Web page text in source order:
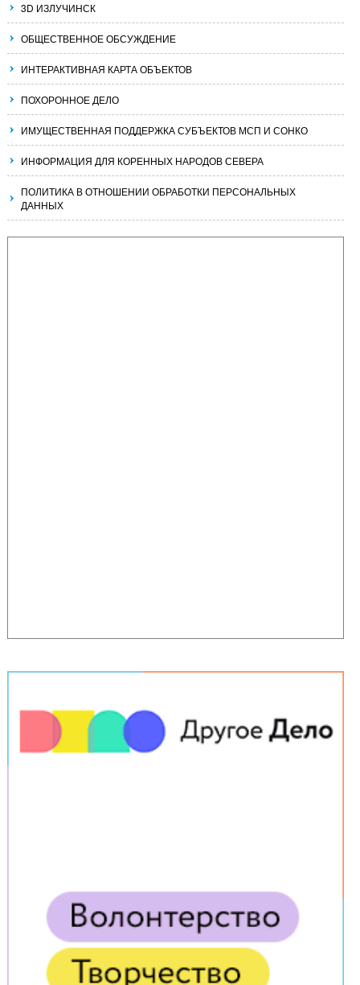
3D ИЗЛУЧИНСК
ОБЩЕСТВЕННОЕ ОБСУЖДЕНИЕ
ИНТЕРАКТИВНАЯ КАРТА ОБЪЕКТОВ
ПОХОРОННОЕ ДЕЛО
ИМУЩЕСТВЕННАЯ ПОДДЕРЖКА СУБЪЕКТОВ МСП И СОНКО
ИНФОРМАЦИЯ ДЛЯ КОРЕННЫХ НАРОДОВ СЕВЕРА
ПОЛИТИКА В ОТНОШЕНИИ ОБРАБОТКИ ПЕРСОНАЛЬНЫХ
ДАННЫХ